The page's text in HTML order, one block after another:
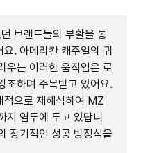
브랜드들의 부활을 통
. 아메리칸 캐주얼의 귀
우는 이러한 움직임은 로
조하며 주목받고 있어요.
적으로 재해석하여 MZ
지 염두에 두고 있답니
장기적인 성공 방정식을